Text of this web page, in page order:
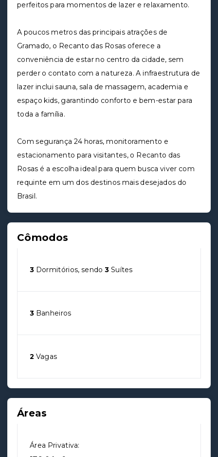
perfeitos para momentos de lazer e relaxamento.
A poucos metros das principais atrações de
Gramado, o Recanto das Rosas oferece a
conveniência de estar no centro da cidade, sem
perder o contato com a natureza. A infraestrutura de
lazer inclui sauna, sala de massagem, academia e
espaço kids, garantindo conforto e bem-estar para
toda a família.
Com segurança 24 horas, monitoramento e
estacionamento para visitantes, o Recanto das
Rosas é a escolha ideal para quem busca viver com
requinte em um dos destinos mais desejados do
Brasil.
Cômodos
3 Dormitórios, sendo3 Suítes
3 Banheiros
2 Vagas
Áreas
Área Privativa: